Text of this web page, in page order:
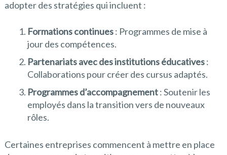
adopter des stratégies qui incluent :
Formations continues: Programmes de mise à
jour des compétences.
Partenariats avec des institutions éducatives:
Collaborations pour créer des cursus adaptés.
Programmes d’accompagnement: Soutenir les
employés dans la transition vers de nouveaux
rôles.
Certaines entreprises commencent à mettre en place